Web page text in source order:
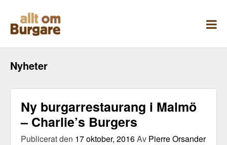
innehåll
Nyheter
Ny burgarrestaurang i Malmö
– Charlie’s Burgers
Publicerat den 17 oktober, 2016Av Pierre Orsander